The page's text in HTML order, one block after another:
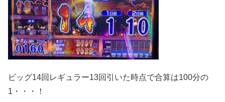
ビッグ14回レギュラー13回引いた時点で合算は100分の
1・・・！